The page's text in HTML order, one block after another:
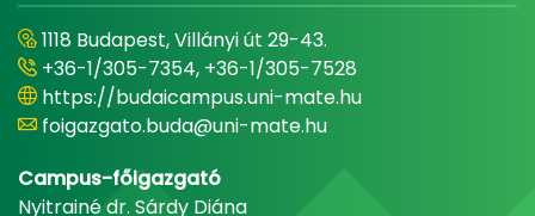
1118 Budapest, Villányi út 29-43.
+36-1/305-7354, +36-1/305-7528
https://budaicampus.uni-mate.hu
foigazgato.buda@uni-mate.hu
Campus-főigazgató
Nyitrainé dr. Sárdy Diána